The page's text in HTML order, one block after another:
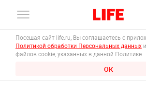
Посещая сайт life.ru, Вы соглашаетесь с
Политикой обработки Персональных данных
файлов cookie, указанных в данной Политике.
ОК